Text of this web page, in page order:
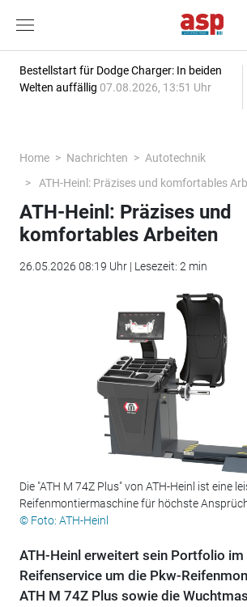
Bestellstart für Dodge Charger: In beiden
Welten auffällig 07.08.2026, 13:51 Uhr
Home Nachrichten
Autotechnik
ATH-Heinl: Präzises und komfortables
ATH-Heinl: Präzises und
komfortables Arbeiten
26.05.2026 08:19 Uhr | Lesezeit: 2 min
Die "ATH M 74Z Plus" von ATH-Heinl ist eine
Reifenmontiermaschine für höchste
© Foto: ATH-Heinl
ATH-Heinl erweitert sein Portfolio im
Reifenservice um die Pkw-
ATH M 74Z Plus sowie die